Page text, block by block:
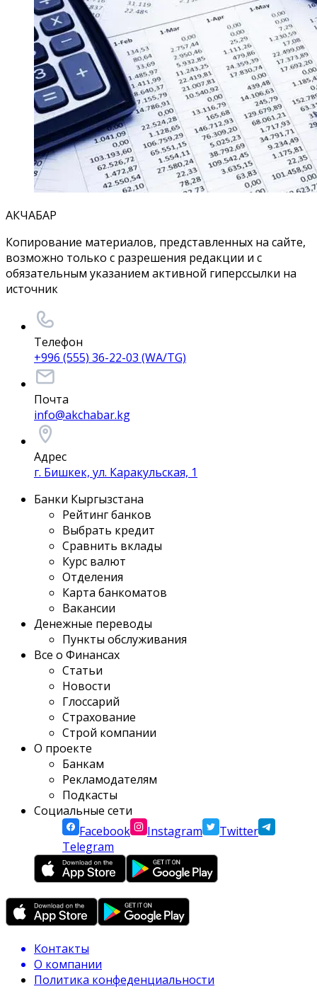
АКЧАБАР
Копирование материалов, представленных на сайте,
возможно только с разрешения редакции и с
обязательным указанием активной гиперссылки на
источник
Телефон
+996 (555) 36-22-03 (WA/TG)
Почта
info@akchabar.kg
Адрес
г. Бишкек, ул. Каракульская, 1
Банки Кыргызстана
Рейтинг банков
Выбрать кредит
Сравнить вклады
Курс валют
Отделения
Карта банкоматов
Вакансии
Денежные переводы
Пункты обслуживания
Все о Финансах
Статьи
Новости
Глоссарий
Страхование
Строй компании
О проекте
Банкам
Рекламодателям
Подкасты
Социальные сети
Facebook
Instagram
Twitter
Telegram
Контакты
О компании
Политика конфеденциальности